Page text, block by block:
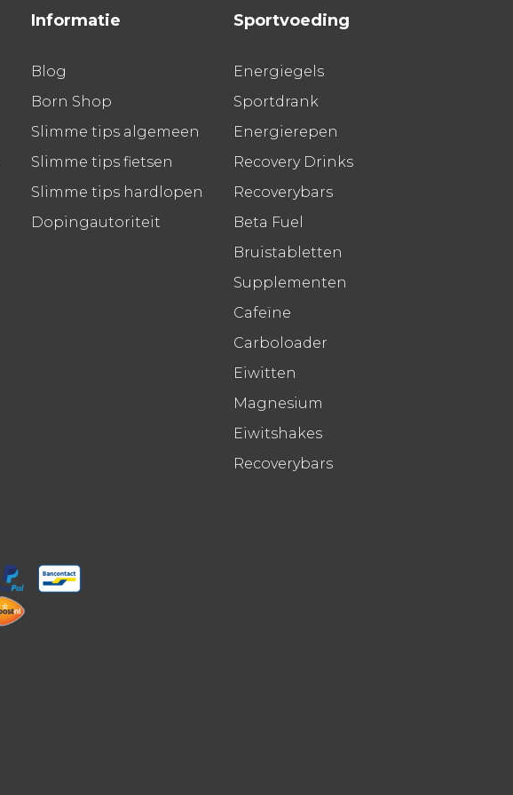
Informatie
Blog
Born Shop
Slimme tips algemeen
Slimme tips fietsen
Slimme tips hardlopen
Dopingautoriteit
Sportvoeding
Energiegels
Sportdrank
Energierepen
Recovery Drinks
Recoverybars
Beta Fuel
Bruistabletten
Supplementen
Cafeïne
Carboloader
Eiwitten
Magnesium
Eiwitshakes
Recoverybars